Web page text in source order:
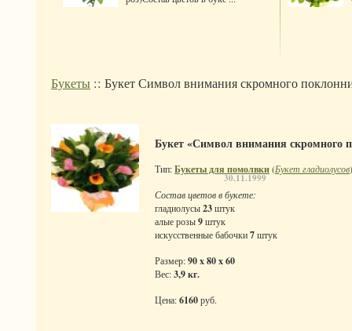
Букеты :: Букет Символ внимания скромного
30.11.1999
Букет «Символ внимания скромного
Тип:Букеты для помолвки(Букет гладиолусов)
Состав цветов в букете:
гладиолусы23штук
алые розы9штук
искусственные бабочки7штук
Размер:90 x 80 x 60
Вес:3,9 кг.
Цена:6160руб.